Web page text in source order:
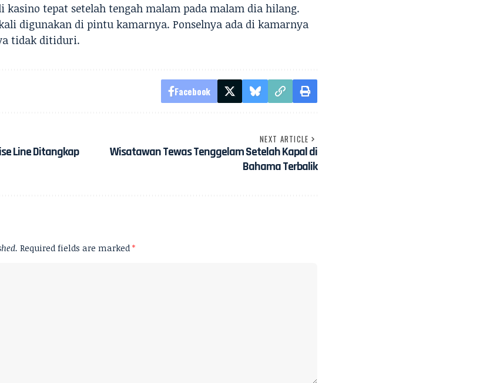
tepat setelah tengah malam pada malam dia hilang.
digunakan di pintu kamarnya. Ponselnya ada di kamarnya
tidak ditiduri.
Facebook
Line Ditangkap
NEXT ARTICLE
Wisatawan Tewas Tenggelam Setelah Kapal di
Bahama Terbalik
Required fields are marked *